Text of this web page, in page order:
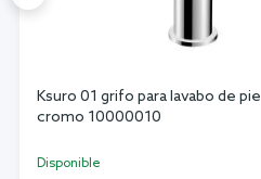
Ksuro 01 grifo para lavabo de pie
cromo 10000010
Disponible